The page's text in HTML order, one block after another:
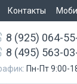
Контакты
8 (925) 064-
8 (495) 563-
Пн-Пт 9:00-